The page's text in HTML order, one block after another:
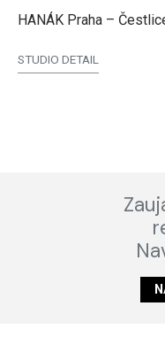
HANÁK Praha –
STUDIO DETAIL